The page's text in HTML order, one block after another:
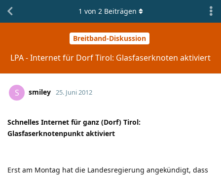
Breitband-Diskussion
LPA - Internet für Dorf Tirol: Glasfaserknoten aktiviert
1 von 2Beiträgen
S smiley 25. Juni 2012
Schnelles Internet für ganz (Dorf) Tirol:
Glasfaserknotenpunkt aktiviert
Erst am Montag hat die Landesregierung angekündigt, dass